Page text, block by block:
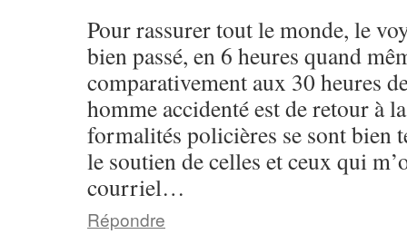
Pour rassurer tout le monde, le
bien passé, en 6 heures quand
comparativement aux 30 heures
homme accidenté est de retour à
formalités policières se sont bien
le soutien de celles et ceux qui
courriel…
Répondre